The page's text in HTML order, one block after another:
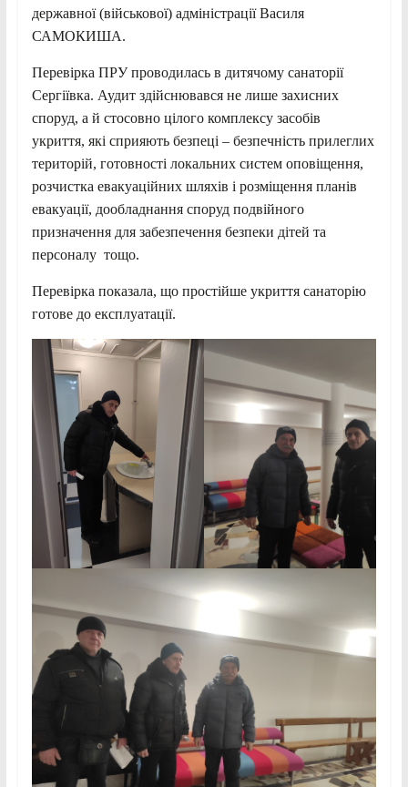
державної (військової) адміністрації Василя
САМОКИША.
Перевірка ПРУ проводилась в дитячому санаторії
Сергіївка. Аудит здійснювався не лише захисних
споруд, а й стосовно цілого комплексу засобів
укриття, які сприяють безпеці – безпечність прилеглих
територій, готовності локальних систем оповіщення,
розчистка евакуаційних шляхів і розміщення планів
евакуації, дообладнання споруд подвійного
призначення для забезпечення безпеки дітей та
персоналу тощо.
Перевірка показала, що простійше укриття санаторію
готове до експлуатації.